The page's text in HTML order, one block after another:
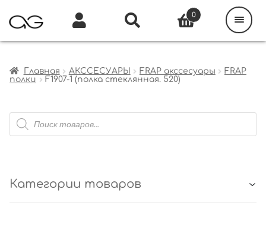
Главная АКССЕСУАРЫ FRAP акссесуары
FRAP
полки
F1907-1 (полка стеклянная. 520)
Поиск
товаров
Категории товаров
0